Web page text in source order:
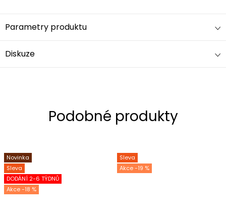
Parametry produktu
Diskuze
Novinka
Sleva
DODÁNÍ 2-6 TÝDNŮ
-18 %
Sleva
-19 %